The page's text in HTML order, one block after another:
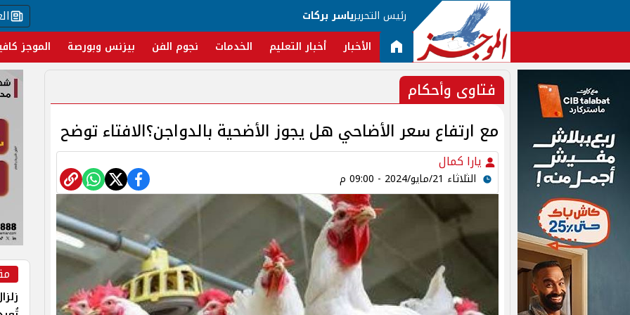
رئيس التحريرياسر بركات
الأخبار أخبار التعليم الخدمات نجوم الفن بيزنس وبورصة الموجز
فتاوى وأحكام
مع ارتفاع سعر الأضاحي هل يجوز الأضحية بالدواجن؟الافتاء توضح
يارا كمال
الثلاثاء 21/مايو/2024 - 09:00 م